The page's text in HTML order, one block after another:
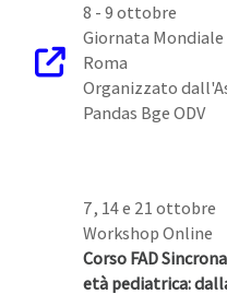
8 - 9 ottobre
Giornata Mondiale
Roma
Organizzato
Pandas Bge ODV
7, 14 e 21 ottobre
Workshop Online
Corso FAD
età pediatrica: